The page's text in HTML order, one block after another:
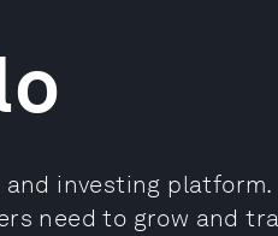
and investing
need to grow and